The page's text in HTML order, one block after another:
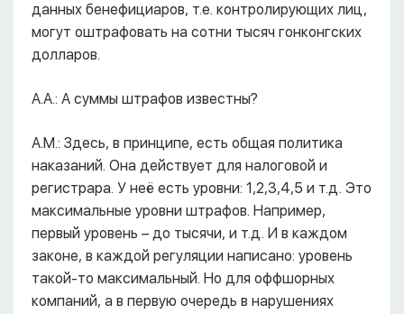
данных бенефициаров, т.е. контролирующих лиц,
могут оштрафовать на сотни тысяч гонконгских
долларов.
А.А.: А суммы штрафов известны?
А.М.: Здесь, в принципе, есть общая политика
наказаний. Она действует для налоговой и
регистрара. У неё есть уровни: 1,2,3,4,5 и т.д. Это
максимальные уровни штрафов. Например,
первый уровень – до тысячи, и т.д. И в каждом
законе, в каждой регуляции написано: уровень
такой-то максимальный. Но для оффшорных
компаний, а в первую очередь в нарушениях